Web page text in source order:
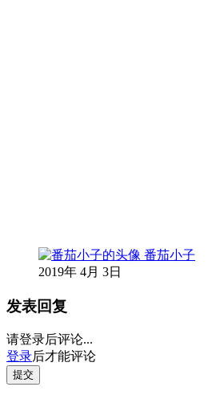
番茄小子
2019年 4月 3日
发表回复
请登录后评论...
登录后才能评论
提交